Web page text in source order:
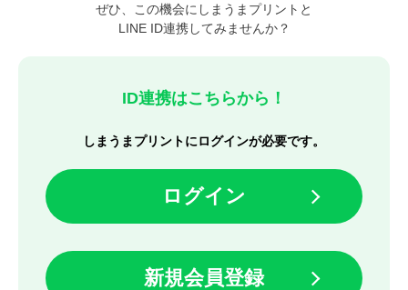
ぜひ、この機会にしまうまプリントと
LINE ID連携してみませんか？
ID連携はこちらから！
しまうまプリントにログインが必要です。
ログイン
新規会員登録